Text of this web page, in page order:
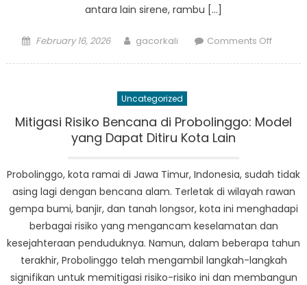
antara lain sirene, rambu […]
Posted
February 16, 2026 Author
gacorkali Comments Offon
Dini
Uncategorized
Mitigasi Risiko Bencana di Probolinggo: Model
yang Dapat Ditiru Kota Lain
Probolinggo, kota ramai di Jawa Timur, Indonesia, sudah tidak
asing lagi dengan bencana alam. Terletak di wilayah rawan
gempa bumi, banjir, dan tanah longsor, kota ini menghadapi
berbagai risiko yang mengancam keselamatan dan
kesejahteraan penduduknya. Namun, dalam beberapa tahun
terakhir, Probolinggo telah mengambil langkah-langkah
signifikan untuk memitigasi risiko-risiko ini dan membangun